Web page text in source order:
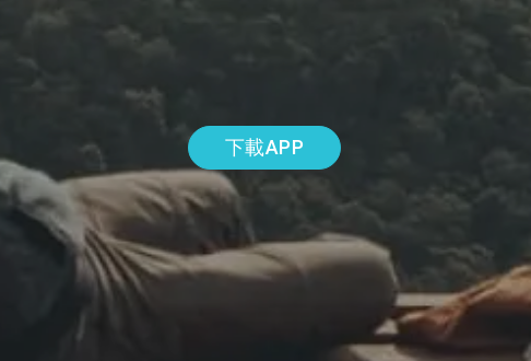
下載APP